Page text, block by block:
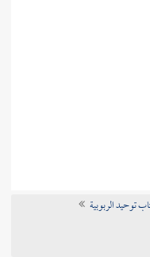
توحيد الربوبية